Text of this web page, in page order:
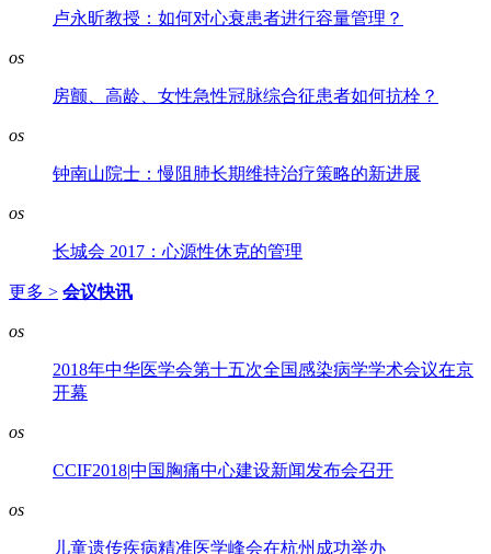
卢永昕教授：如何对心衰患者进行容量管理？
os
房颤、高龄、女性急性冠脉综合征患者如何抗栓？
os
钟南山院士：慢阻肺长期维持治疗策略的新进展
os
长城会 2017：心源性休克的管理
更多 > 会议快讯
os
2018年中华医学会第十五次全国感染病学学术会议在京
开幕
os
CCIF2018|中国胸痛中心建设新闻发布会召开
os
儿童遗传疾病精准医学峰会在杭州成功举办